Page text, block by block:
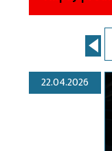
22.04.2026